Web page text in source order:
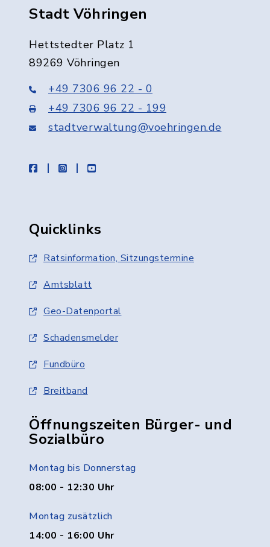
Stadt Vöhringen
Hettstedter Platz 1
89269 Vöhringen
+49 7306 96 22 - 0
+49 7306 96 22 - 199
stadtverwaltung@voehringen.de
facebookinstagramyoutube
Quicklinks
Ratsinformation, Sitzungstermine
Amtsblatt
Geo-Datenportal
Schadensmelder
Fundbüro
Breitband
Öffnungszeiten Bürger- und
Sozialbüro
Montag bis Donnerstag
08:00 - 12:30 Uhr
Montag zusätzlich
14:00 - 16:00 Uhr